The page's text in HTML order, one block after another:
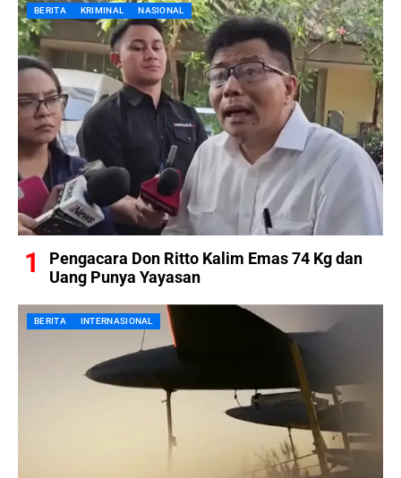
BERITA KRIMINAL NASIONAL
Pengacara Don Ritto Kalim Emas 74 Kg dan
Uang Punya Yayasan
BERITA INTERNASIONAL